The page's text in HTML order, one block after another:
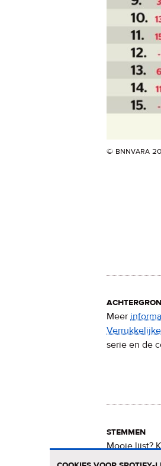
© bnnvara
Meer
serie en de
stemmen
Mooie lijst?
nu voor de